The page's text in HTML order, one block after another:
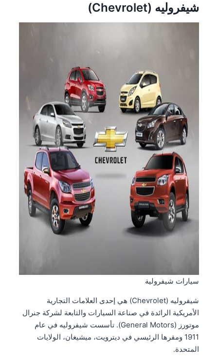
شيفروليه (Chevrolet)
سيارات شيفرولية
شيفروليه (Chevrolet) هي إحدى العلامات التجارية
الأمريكية الرائدة في صناعة السيارات والتابعة لشركة جنرال
موتورز (General Motors). تأسست شيفروليه في عام
1911 ومقرها الرئيسي في ديترويت، ميشيغان، الولايات
المتحدة.